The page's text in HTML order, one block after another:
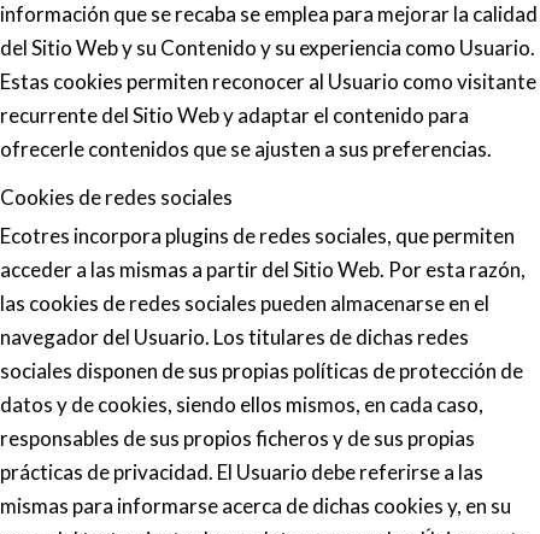
información que se recaba se emplea para mejorar la calidad
del Sitio Web y su Contenido y su experiencia como Usuario.
Estas cookies permiten reconocer al Usuario como visitante
recurrente del Sitio Web y adaptar el contenido para
ofrecerle contenidos que se ajusten a sus preferencias.
Cookies de redes sociales
Ecotres incorpora plugins de redes sociales, que permiten
acceder a las mismas a partir del Sitio Web. Por esta razón,
las cookies de redes sociales pueden almacenarse en el
navegador del Usuario. Los titulares de dichas redes
sociales disponen de sus propias políticas de protección de
datos y de cookies, siendo ellos mismos, en cada caso,
responsables de sus propios ficheros y de sus propias
prácticas de privacidad. El Usuario debe referirse a las
mismas para informarse acerca de dichas cookies y, en su